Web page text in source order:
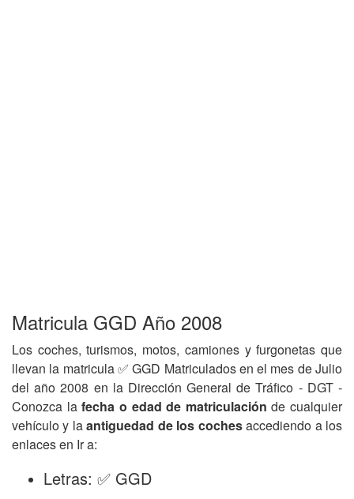
Matricula GGD Año 2008
Los coches, turismos, motos, camiones y furgonetas que
llevan la matricula ✅ GGD Matriculados en el mes de Julio
del año 2008 en la Dirección General de Tráfico - DGT -
Conozca lafecha o edad de matriculación de cualquier
vehículo y laantiguedad de los cochesaccediendo a los
enlaces en Ir a:
Letras: ✅ GGD